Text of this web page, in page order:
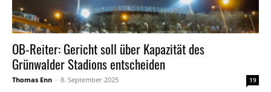
OB-Reiter: Gericht soll über Kapazität des
Grünwalder Stadions entscheiden
Thomas Enn - 8. September 2025 19